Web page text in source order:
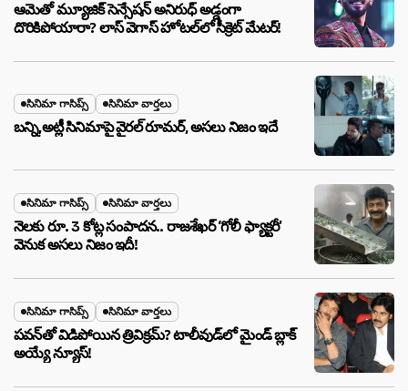
ఆమెతో మ్యూజిక్ సెన్సేషన్ అనిరుధ్ అడ్డంగా
దొరికిపోయారా? లాస్ వెగాస్ హోటల్‌లో సీక్రెట్ మేటర్!
సినిమా గాసిప్స్ సినిమా వార్తలు
బన్ని,అట్లీ సినిమాపై వైరల్ రూమర్, అసలు నిజం ఇదే
సినిమా గాసిప్స్ సినిమా వార్తలు
నెలకు రూ. 3 కోట్ల సంపాదన.. రాజశేఖర్ ‘గోలీ ఫ్యాక్టరీ’
వెనుక అసలు నిజం ఇదీ!
సినిమా గాసిప్స్ సినిమా వార్తలు
పవన్‌తో విడిపోయిన త్రివిక్రమ్? టాలీవుడ్‌లో మైండ్ బ్లాక్
అయ్యే న్యూస్!